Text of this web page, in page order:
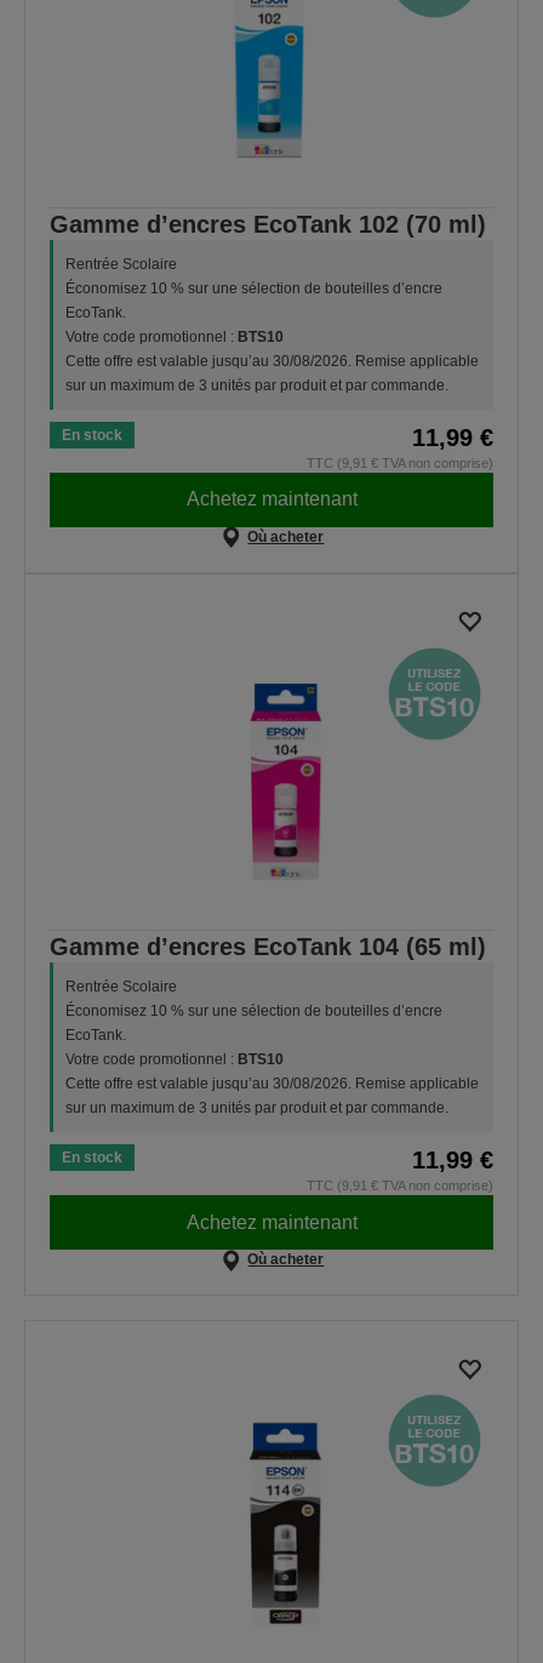
Gamme d’encres EcoTank 102 (70 ml)
Rentrée Scolaire
Économisez 10 % sur une sélection de bouteilles d’encre
EcoTank.
Votre code promotionnel : BTS10
Cette offre est valable jusqu’au 30/08/2026. Remise applicable
sur un maximum de 3 unités par produit et par commande.
En stock 11,99 €
TTC (9,91 € TVA non comprise)
Achetez maintenant
Où acheter
Gamme d’encres EcoTank 104 (65 ml)
Rentrée Scolaire
Économisez 10 % sur une sélection de bouteilles d’encre
EcoTank.
Votre code promotionnel : BTS10
Cette offre est valable jusqu’au 30/08/2026. Remise applicable
sur un maximum de 3 unités par produit et par commande.
En stock 11,99 €
TTC (9,91 € TVA non comprise)
Achetez maintenant
Où acheter